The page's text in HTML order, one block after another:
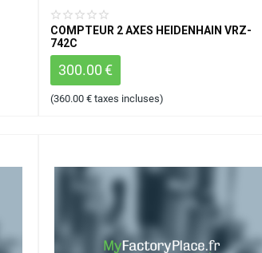
COMPTEUR 2 AXES HEIDENHAIN VRZ-
742C
300.00€
(360.00 €taxes incluses)